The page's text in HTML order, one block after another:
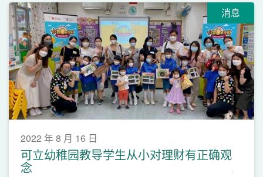
消息
2022 年 8 月 16 日
可立幼稚园教导学生从小对理财有正确观
念